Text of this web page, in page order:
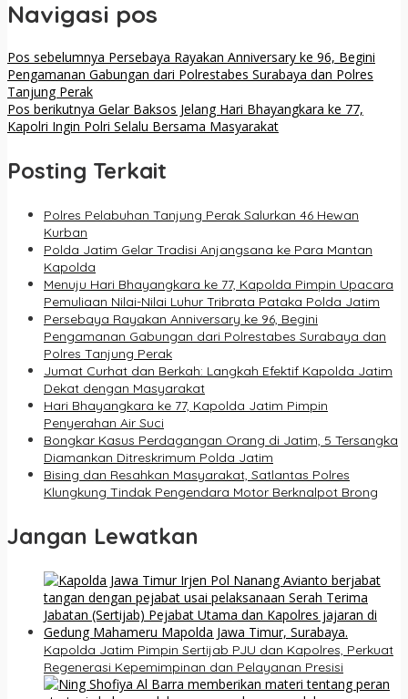
Navigasi pos
Pos sebelumnya Persebaya Rayakan Anniversary ke 96, Begini
Pengamanan Gabungan dari Polrestabes Surabaya dan Polres
Tanjung Perak
Pos berikutnya Gelar Baksos Jelang Hari Bhayangkara ke 77,
Kapolri Ingin Polri Selalu Bersama Masyarakat
Posting Terkait
Polres Pelabuhan Tanjung Perak Salurkan 46 Hewan
Kurban
Polda Jatim Gelar Tradisi Anjangsana ke Para Mantan
Kapolda
Menuju Hari Bhayangkara ke 77, Kapolda Pimpin Upacara
Pemuliaan Nilai-Nilai Luhur Tribrata Pataka Polda Jatim
Persebaya Rayakan Anniversary ke 96, Begini
Pengamanan Gabungan dari Polrestabes Surabaya dan
Polres Tanjung Perak
Jumat Curhat dan Berkah: Langkah Efektif Kapolda Jatim
Dekat dengan Masyarakat
Hari Bhayangkara ke 77, Kapolda Jatim Pimpin
Penyerahan Air Suci
Bongkar Kasus Perdagangan Orang di Jatim, 5 Tersangka
Diamankan Ditreskrimum Polda Jatim
Bising dan Resahkan Masyarakat, Satlantas Polres
Klungkung Tindak Pengendara Motor Berknalpot Brong
Jangan Lewatkan
Kapolda Jatim Pimpin Sertijab PJU dan Kapolres, Perkuat
Regenerasi Kepemimpinan dan Pelayanan Presisi